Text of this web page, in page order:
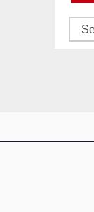
Tutti